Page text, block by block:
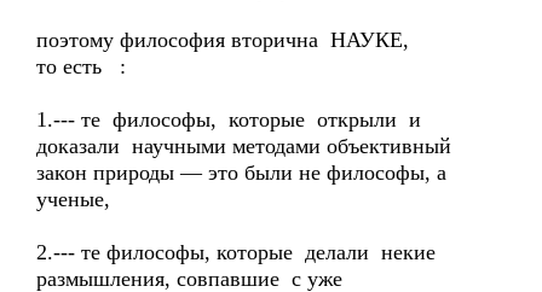
поэтому философия вторична НАУКЕ,
то есть :
1.--- те философы, которые открыли и
доказали научными методами объективный
закон природы — это были не философы, а
ученые,
2.--- те философы, которые делали некие
размышления, совпавшие с уже